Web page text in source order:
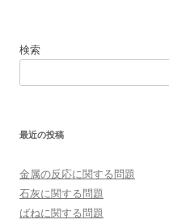
検索
最近の投稿
金属の反応に関する問題
石灰に関する問題
ばねに関する問題